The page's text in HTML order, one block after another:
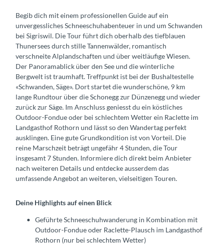
Begib dich mit einem professionellen Guide auf ein
unvergessliches Schneeschuhabenteuer in und um Schwanden
bei Sigriswil. Die Tour führt dich oberhalb des tiefblauen
Thunersees durch stille Tannenwälder, romantisch
verschneite Alplandschaften und über weitläufige Wiesen.
Der Panoramablick über den See und die winterliche
Bergwelt ist traumhaft. Treffpunkt ist bei der Bushaltestelle
«Schwanden, Säge». Dort startet die wunderschöne, 9 km
lange Rundtour über die Schonegg zur Dünzenegg und wieder
zurück zur Säge. Im Anschluss geniesst du ein köstliches
Outdoor-Fondue oder bei schlechtem Wetter ein Raclette im
Landgasthof Rothorn und lässt so den Wandertag perfekt
ausklingen. Eine gute Grundkondition ist von Vorteil. Die
reine Marschzeit beträgt ungefähr 4 Stunden, die Tour
insgesamt 7 Stunden. Informiere dich direkt beim Anbieter
nach weiteren Details und entdecke ausserdem das
umfassende Angebot an weiteren, vielseitigen Touren.
Deine Highlights auf einen Blick
Geführte Schneeschuhwanderung in Kombination mit
Outdoor-Fondue oder Raclette-Plausch im Landgasthof
Rothorn (nur bei schlechtem Wetter)